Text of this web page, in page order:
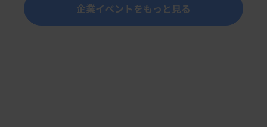
企業イベントをもっと見る